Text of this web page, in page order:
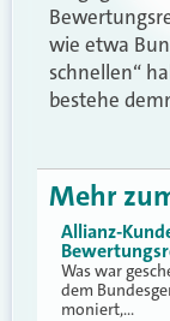
wie etwa
schnellen“
bestehe
Mehr
Allianz-
Was war
dem
moniert,…